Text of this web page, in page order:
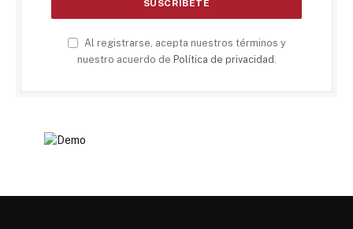
Al registrarse, acepta nuestros términos y
nuestro acuerdo de Política de privacidad